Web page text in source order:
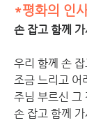
*평화의 인
손 잡고 함께 가
우리 함께 손 잡
조금 느리고 어
주님 부르신 그
손 잡고 함께